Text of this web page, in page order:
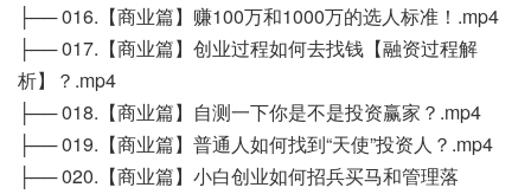
├── 016.【商业篇】赚100万和1000万的选人标准！.mp4
├── 017.【商业篇】创业过程如何去找钱【融资过程解
析】？.mp4
├── 018.【商业篇】自测一下你是不是投资赢家？.mp4
├── 019.【商业篇】普通人如何找到“天使”投资人？.mp4
├── 020.【商业篇】小白创业如何招兵买马和管理落